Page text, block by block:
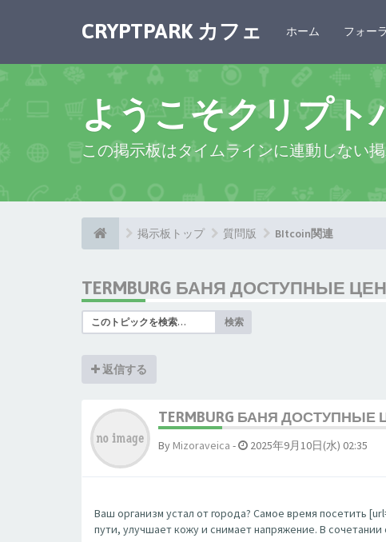
CRYPTPARK カフェ ホーム フォー
ようこそクリプト
この掲示板はタイムラインに連動しない
掲示板トップ 質問版 BItcoin関連
TERMBURG БАНЯ ДОСТУПНЫЕ
検索
返信する
TERMBURG БАНЯ
By Mizoraveica - 2025年9月10日(水) 02:35
Ваш организм устал от города? Самое время посетить
пути, улучшает кожу и снимает напряжение. В